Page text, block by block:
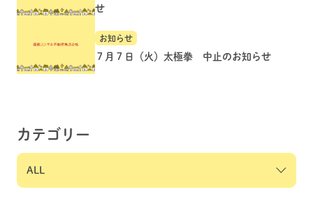
せ
お知らせ
７月７日（火）太極拳 中止のお知らせ
カテゴリー